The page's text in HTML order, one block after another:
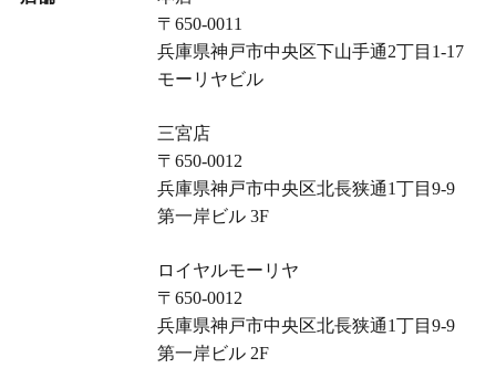
〒650-0011
兵庫県神戸市中央区下山手通2丁目1-17
モーリヤビル
三宮店
〒650-0012
兵庫県神戸市中央区北長狭通1丁目9-9
第一岸ビル 3F
ロイヤルモーリヤ
〒650-0012
兵庫県神戸市中央区北長狭通1丁目9-9
第一岸ビル 2F